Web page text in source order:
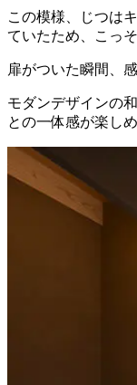
この模様、じつは
ていたため、こっ
扉がついた瞬間、
モダンデザインの
との一体感が楽しめ